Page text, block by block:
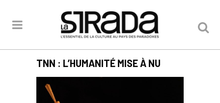
TNN : L’HUMANITÉ MISE À NU